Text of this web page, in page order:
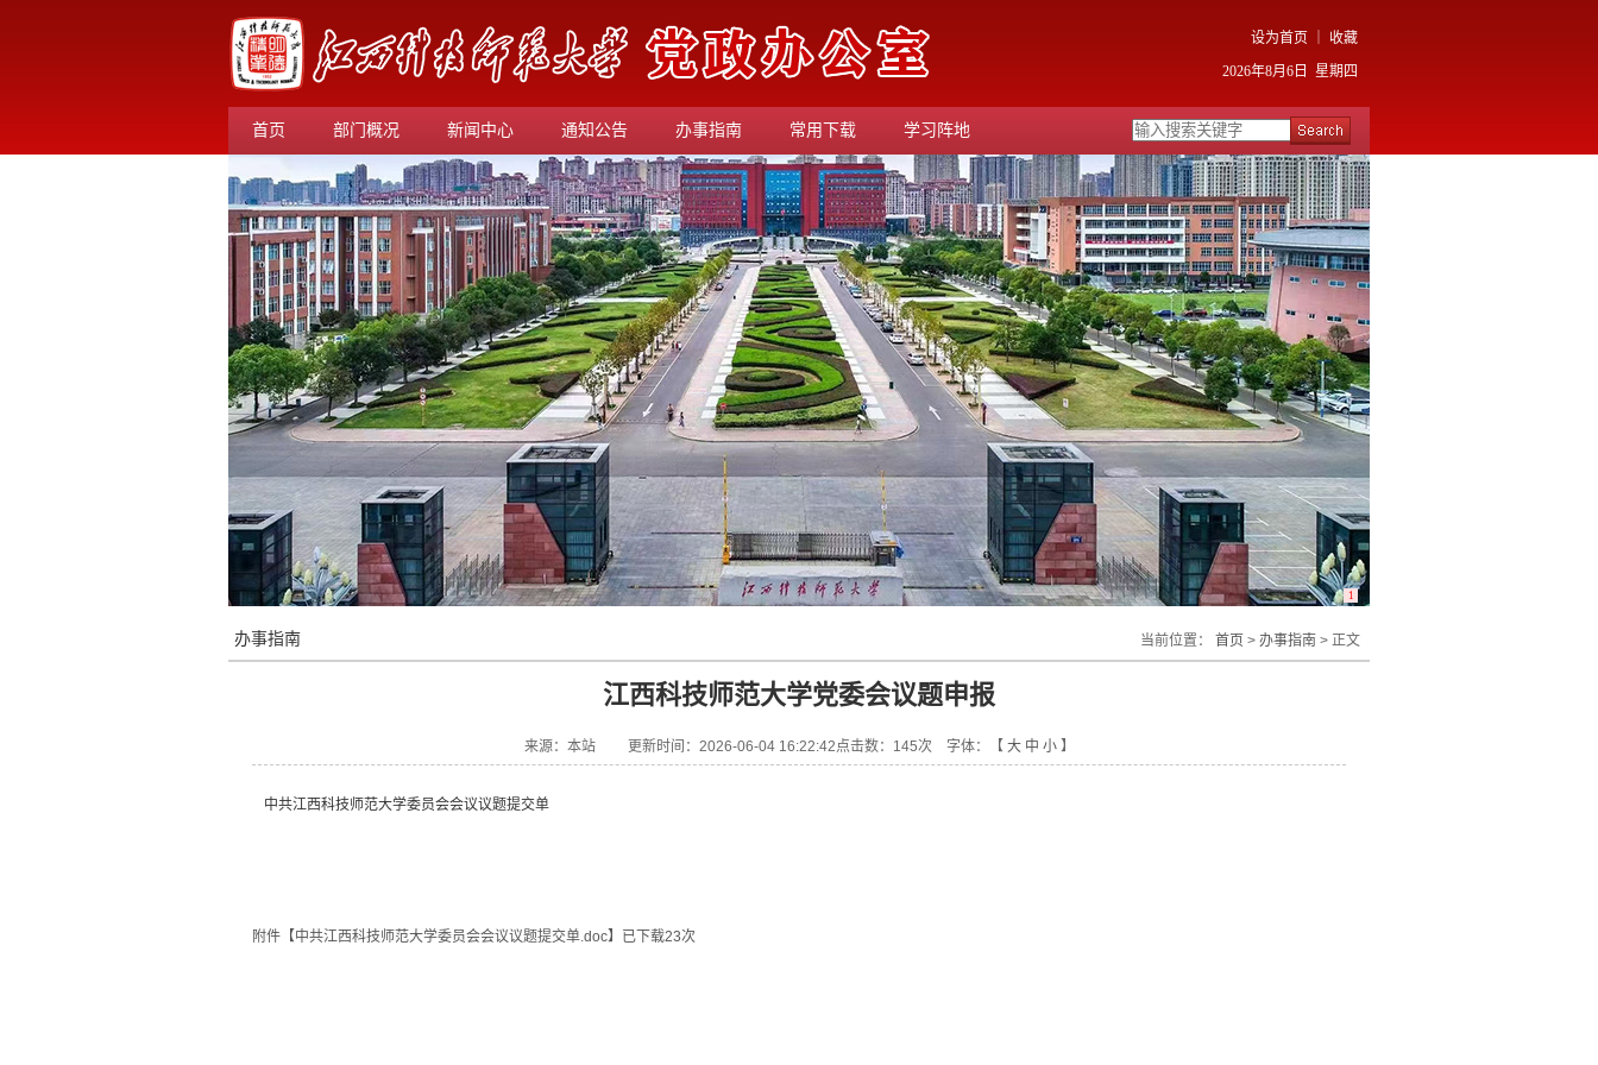
设为首页
收藏
2026年8月6日 星期四
首页 部门概况 新闻中心 通知公告 办事指南 常用下载 学习阵地
1
办事指南 当前位置： 首页 > 办事指南 > 正文
江西科技师范大学党委会议题申报
来源：本站 更新时间：2026-06-04 16:22:42点击数： 145次 字体：【 大 中 小】
中共江西科技师范大学委员会会议议题提交单
附件【中共江西科技师范大学委员会会议议题提交单.doc】已下载23次